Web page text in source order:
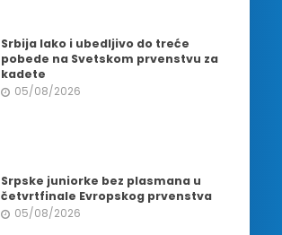
Srbija lako i ubedljivo do treće
pobede na Svetskom prvenstvu za
kadete
05/08/2026
Srpske juniorke bez plasmana u
četvrtfinale Evropskog prvenstva
05/08/2026